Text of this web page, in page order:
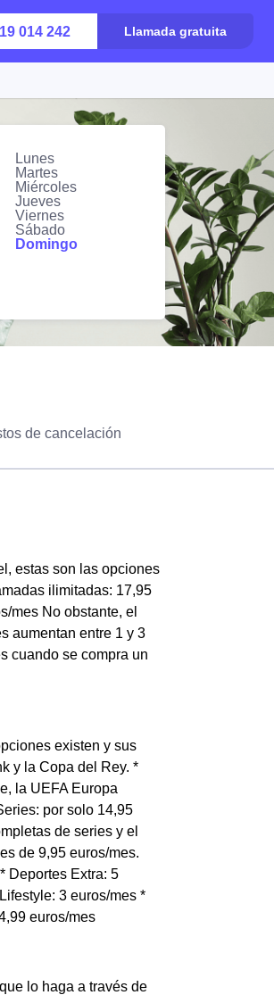
014 242 Llamada gratuita
Lunes
Martes
Miércoles
Jueves
Viernes
Sábado
Domingo
de cancelación
estas son las opciones
ilimitadas: 17,95
mes No obstante, el
aumentan entre 1 y 3
cuando se compra un
existen y sus
y la Copa del Rey. *
la UEFA Europa
por solo 14,95
de series y el
de 9,95 euros/mes.
Deportes Extra: 5
3 euros/mes *
euros/mes
lo haga a través de